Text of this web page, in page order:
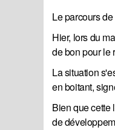
Le parcours
Hier, lors du
de bon pour le
La situation
en boitant,
Bien que cette
de